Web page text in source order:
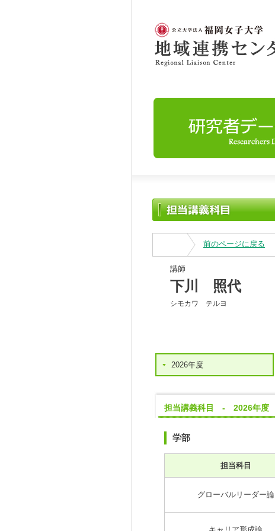
前のページに戻る
講師
下川 照代
シモカワ テルヨ
2026年度
担当講義科目 - 2026年度
学部
担当科目
グローバルリーダー論